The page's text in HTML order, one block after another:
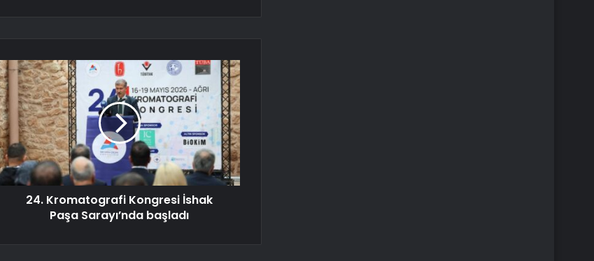
24. Kromatografi Kongresi İshak
Paşa Sarayı’nda başladı